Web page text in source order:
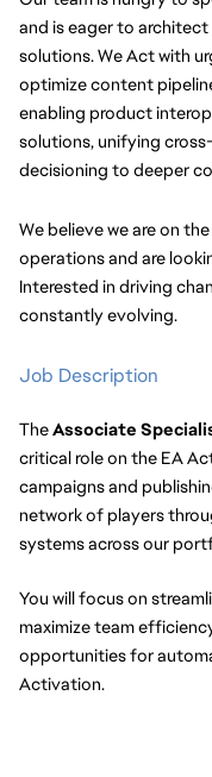
and is eager to
solutions. We Act with
optimize content
enabling product
solutions, unifying
decisioning to deeper
We believe we are on
operations and are
Interested in driving
constantly evolving.
Job Description
The Associate
critical role on the EA
campaigns and
network of players
systems across our
You will focus on
maximize team
opportunities for
Activation.